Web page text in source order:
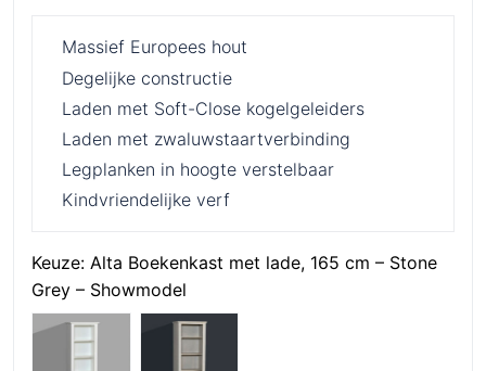
Massief Europees hout
Degelijke constructie
Laden met Soft-Close kogelgeleiders
Laden met zwaluwstaartverbinding
Legplanken in hoogte verstelbaar
Kindvriendelijke verf
Keuze: Alta Boekenkast met lade, 165 cm – Stone
Grey – Showmodel